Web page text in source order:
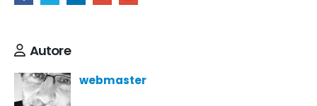
Autore
webmaster